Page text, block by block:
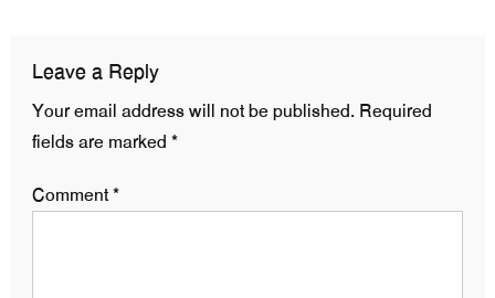
Leave a Reply
Your email address will not be published. Required
fields are marked *
Comment*